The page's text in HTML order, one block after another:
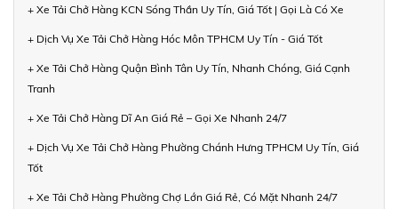
+ Xe Tải Chở Hàng KCN Sóng Thần Uy Tín, Giá Tốt | Gọi Là Có Xe
+ Dịch Vụ Xe Tải Chở Hàng Hóc Môn TPHCM Uy Tín - Giá Tốt
+ Xe Tải Chở Hàng Quận Bình Tân Uy Tín, Nhanh Chóng, Giá Cạnh
Tranh
+ Xe Tải Chở Hàng Dĩ An Giá Rẻ – Gọi Xe Nhanh 24/7
+ Dịch Vụ Xe Tải Chở Hàng Phường Chánh Hưng TPHCM Uy Tín, Giá
Tốt
+ Xe Tải Chở Hàng Phường Chợ Lớn Giá Rẻ, Có Mặt Nhanh 24/7